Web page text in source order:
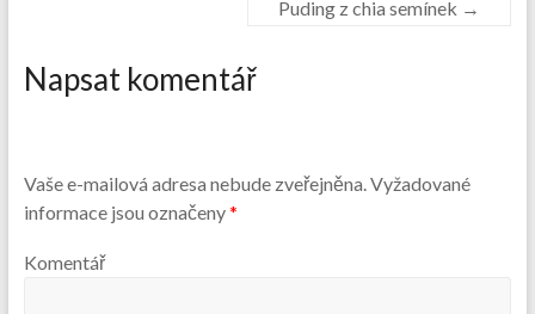
Puding z chia semínek →
Napsat komentář
Vaše e-mailová adresa nebude zveřejněna.Vyžadované
informace jsou označeny*
Komentář